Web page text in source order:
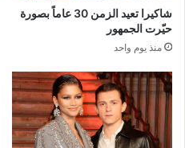
شاكيرا تعيد الزمن 30 عاماً بصورة
حيّرت الجمهور
منذ يوم واحد